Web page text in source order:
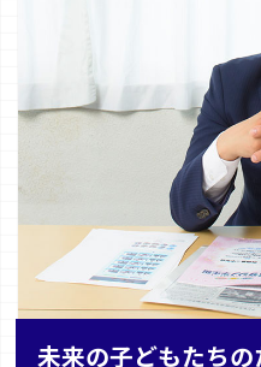
未来の子どもたちの